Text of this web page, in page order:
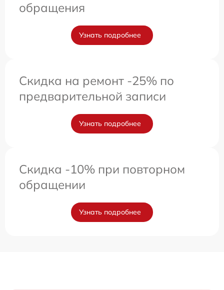
обращения
Узнать подробнее
Скидка на ремонт -25% по
предварительной записи
Узнать подробнее
Скидка -10% при повторном
обращении
Узнать подробнее